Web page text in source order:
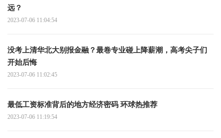
远？
2023-07-06 11:04:54
没考上清华北大别报金融？最卷专业碰上降薪潮，高考尖子们
开始后悔
2023-07-06 11:02:45
最低工资标准背后的地方经济密码 环球热推荐
2023-07-06 11:19:54